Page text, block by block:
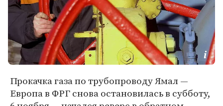
Прокачка газа по трубопроводу Ямал —
Европа в ФРГ снова остановилась в субботу,